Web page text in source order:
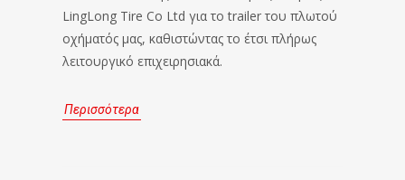
LingLong Tire Co Ltd για το trailer του πλωτού
οχήματός μας, καθιστώντας το έτσι πλήρως
λειτουργικό επιχειρησιακά.
Περισσότερα